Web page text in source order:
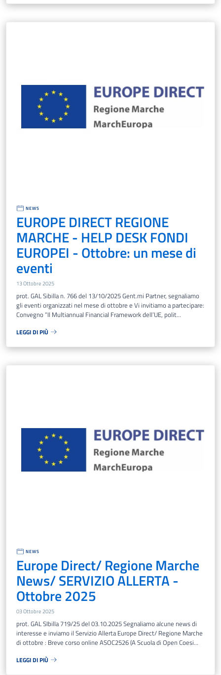
NEWS
EUROPE DIRECT REGIONE
MARCHE - HELP DESK FONDI
EUROPEI - Ottobre: un mese di
eventi
13 Ottobre 2025
prot. GAL Sibilla n. 766 del 13/10/2025 Gent.mi Partner, segnaliamo
gli eventi organizzati nel mese di ottobre e Vi invitiamo a partecipare:
Convegno “Il Multiannual Financial Framework dell’UE, polit...
LEGGI DI PIÙ
NEWS
Europe Direct/ Regione Marche
News/ SERVIZIO ALLERTA -
Ottobre 2025
03 Ottobre 2025
prot. GAL SIbilla 719/25 del 03.10.2025 Segnaliamo alcune news di
interesse e inviamo il Servizio Allerta Europe Direct/ Regione Marche
di ottobre : Breve corso online ASOC2526 (A Scuola di Open Coesi...
LEGGI DI PIÙ